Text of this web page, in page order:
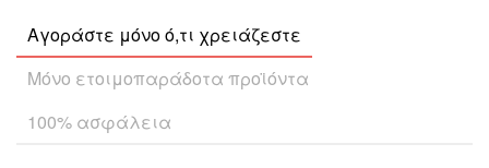
Αγοράστε μόνο ό,τι χρειάζεστε
Μόνο ετοιμοπαράδοτα προϊόντα
100% ασφάλεια